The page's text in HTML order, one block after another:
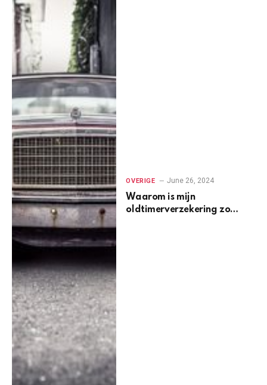
OVERIGE June 26, 2024
Waarom is mijn
oldtimerverzekering zo